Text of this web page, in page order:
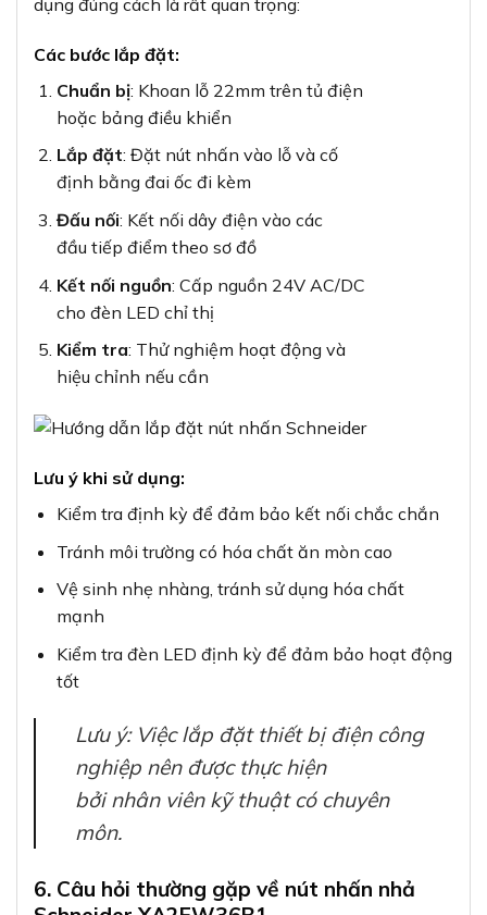
Lưu ý khi sử dụng:
Kiểm tra định kỳ để đảm bảo kết nối chắc chắn
Tránh môi trường có hóa chất ăn mòn cao
Vệ sinh nhẹ nhàng, tránh sử dụng hóa chất
mạnh
Kiểm tra đèn LED định kỳ để đảm bảo hoạt động
tốt
Lưu ý: Việc lắp đặt thiết bị điện công
nghiệp nên được thực hiện
môn.
6. Câu hỏi thường gặp về nút nhấn nhả
Schneider XA2EW36B1
Câu hỏi 1: Nút nhấn Schneider XA2EW36B1 có
thể hoạt
Có, với chỉ số bảo vệ IP65, XA2EW36B1 có khả
năng chống bụi hoàn
toàn và chống nước ở mức độ phun mạnh, phù hợp
với môi trường ẩm
Câu hỏi 2: Tuổi thọ thực tế của nút nhấn
XA2EW36B1 là
bao lâu?